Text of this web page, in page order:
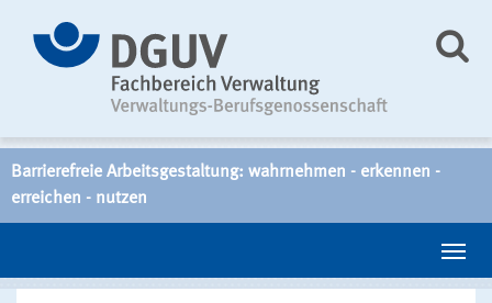
Barrierefreie Arbeitsgestaltung: wahrnehmen - erkennen -
erreichen - nutzen